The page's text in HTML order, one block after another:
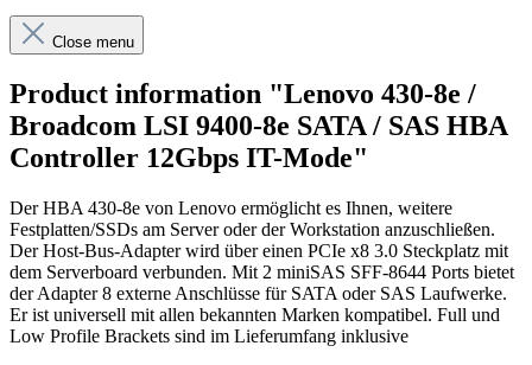
Close menu
Product information "Lenovo 430-8e /
Broadcom LSI 9400-8e SATA / SAS HBA
Controller 12Gbps IT-Mode"
Der HBA 430-8e von Lenovo ermöglicht es Ihnen, weitere
Festplatten/SSDs am Server oder der Workstation anzuschließen.
Der Host-Bus-Adapter wird über einen PCIe x8 3.0 Steckplatz mit
dem Serverboard verbunden. Mit 2 miniSAS SFF-8644 Ports bietet
der Adapter 8 externe Anschlüsse für SATA oder SAS Laufwerke.
Er ist universell mit allen bekannten Marken kompatibel. Full und
Low Profile Brackets sind im Lieferumfang inklusive